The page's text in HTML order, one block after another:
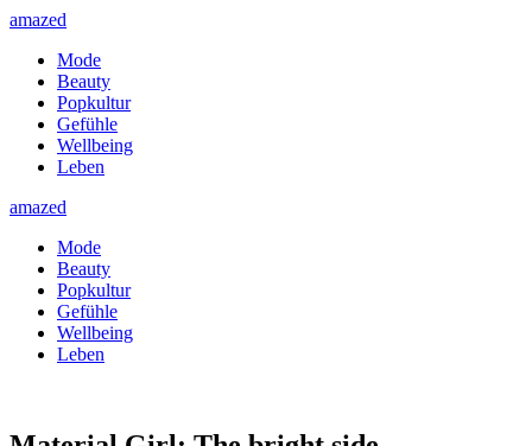
amazed
Mode
Beauty
Popkultur
Gefühle
Wellbeing
Leben
amazed
Mode
Beauty
Popkultur
Gefühle
Wellbeing
Leben